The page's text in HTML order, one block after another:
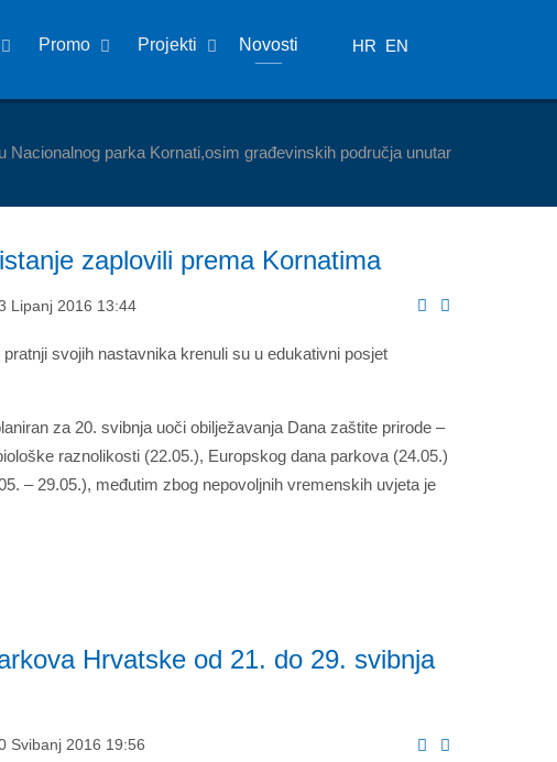
Promo Projekti Novosti HR EN
parka Kornati,osim građevinskih područja unutar
zaplovili prema Kornatima
Lipanj 2016 13:44
svojih nastavnika krenuli su u edukativni posjet
za 20. svibnja uoči obilježavanja Dana zaštite prirode –
raznolikosti (22.05.), Europskog dana parkova (24.05.)
– 29.05.), međutim zbog nepovoljnih vremenskih uvjeta je
Hrvatske od 21. do 29. svibnja
Svibanj 2016 19:56